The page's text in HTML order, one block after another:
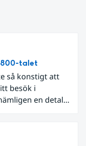
talet
så konstigt att
besök i
en detalj